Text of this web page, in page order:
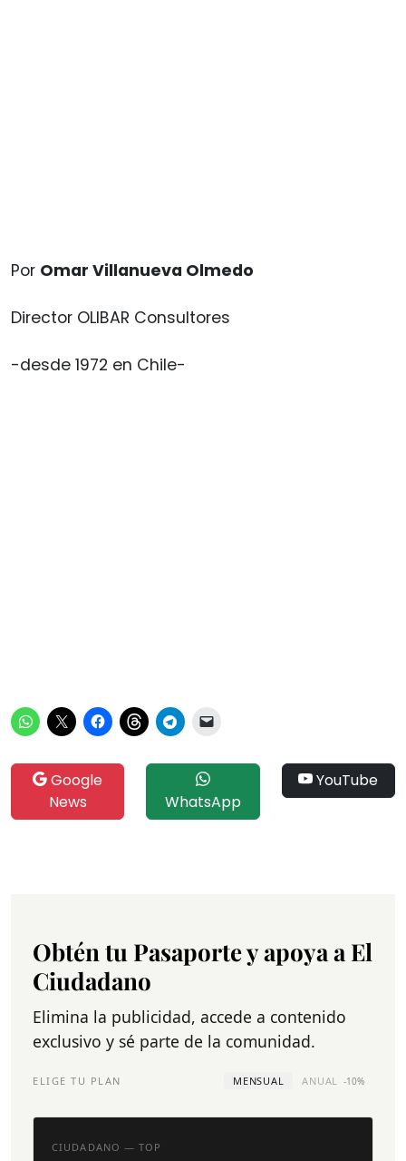
Por Omar Villanueva Olmedo
Director OLIBAR Consultores
-desde 1972 en Chile-
Google
News
WhatsApp
YouTube
Obtén tu Pasaporte y apoya a El
Ciudadano
Elimina la publicidad, accede a contenido
exclusivo y sé parte de la comunidad.
ELIGE TU PLAN MENSUAL ANUAL -10%
CIUDADANO — TOP